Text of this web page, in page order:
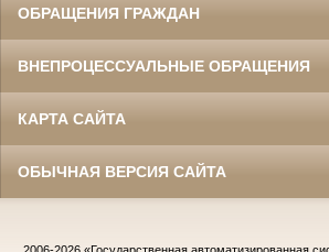
ОБРАЩЕНИЯ ГРАЖДАН
ВНЕПРОЦЕССУАЛЬНЫЕ ОБРАЩЕНИЯ
КАРТА САЙТА
ОБЫЧНАЯ ВЕРСИЯ САЙТА